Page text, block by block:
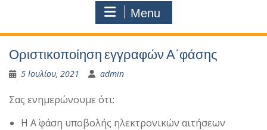
Menu
Οριστικοποίηση εγγραφών Α΄φάσης
5 Ιουλίου, 2021 admin
Σας ενημερώνουμε ότι:
Η A΄ φάση υποβολής ηλεκτρονικών αιτήσεων